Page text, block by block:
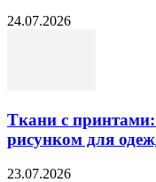
24.07.2026
Ткани с
рисунком для
23.07.2026